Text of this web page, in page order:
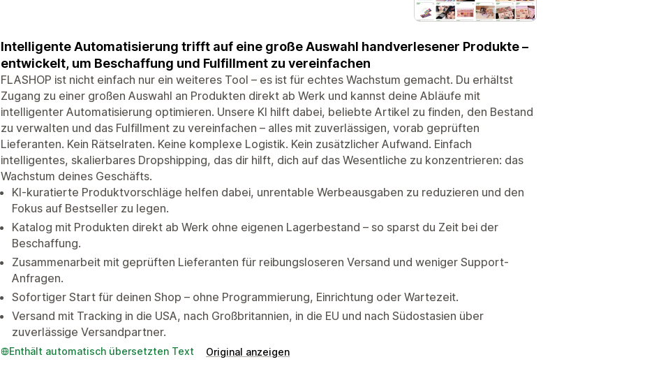
Intelligente Automatisierung trifft auf eine große Auswahl handverlesener Produkte –
entwickelt, um Beschaffung und Fulfillment zu vereinfachen
FLASHOP ist nicht einfach nur ein weiteres Tool – es ist für echtes Wachstum gemacht. Du erhältst
Zugang zu einer großen Auswahl an Produkten direkt ab Werk und kannst deine Abläufe mit
intelligenter Automatisierung optimieren. Unsere KI hilft dabei, beliebte Artikel zu finden, den Bestand
zu verwalten und das Fulfillment zu vereinfachen – alles mit zuverlässigen, vorab geprüften
Lieferanten. Kein Rätselraten. Keine komplexe Logistik. Kein zusätzlicher Aufwand. Einfach
intelligentes, skalierbares Dropshipping, das dir hilft, dich auf das Wesentliche zu konzentrieren: das
Wachstum deines Geschäfts.
KI-kuratierte Produktvorschläge helfen dabei, unrentable Werbeausgaben zu reduzieren und den
Fokus auf Bestseller zu legen.
Katalog mit Produkten direkt ab Werk ohne eigenen Lagerbestand – so sparst du Zeit bei der
Beschaffung.
Zusammenarbeit mit geprüften Lieferanten für reibungsloseren Versand und weniger Support-
Anfragen.
Sofortiger Start für deinen Shop – ohne Programmierung, Einrichtung oder Wartezeit.
Versand mit Tracking in die USA, nach Großbritannien, in die EU und nach Südostasien über
zuverlässige Versandpartner.
Enthält automatisch übersetzten Text Original anzeigen